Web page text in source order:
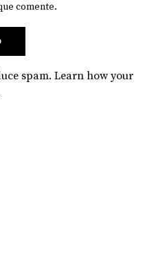
comente.
spam. Learn how your